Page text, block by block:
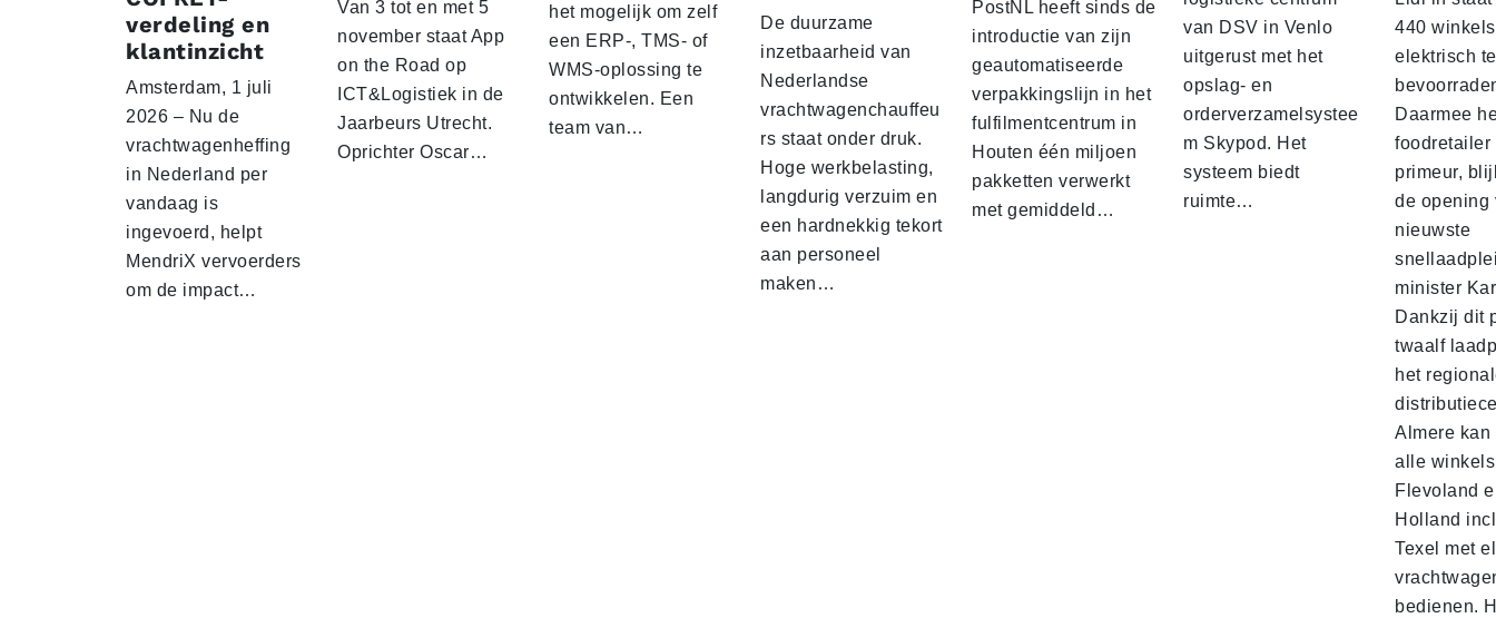
verdeling en
klantinzicht
Amsterdam, 1 juli
2026 – Nu de
vrachtwagenheffing
in Nederland per
vandaag is
ingevoerd, helpt
MendriX vervoerders
om de impact…
Van 3 tot en met 5
november staat App
on the Road op
ICT&Logistiek in de
Jaarbeurs Utrecht.
Oprichter Oscar…
het mogelijk om zelf
een ERP-, TMS- of
WMS-oplossing te
ontwikkelen. Een
team van…
De duurzame
inzetbaarheid van
Nederlandse
vrachtwagenchauffeu
rs staat onder druk.
Hoge werkbelasting,
langdurig verzuim en
een hardnekkig tekort
aan personeel
maken…
PostNL heeft sinds de
introductie van zijn
geautomatiseerde
verpakkingslijn in het
fulfilmentcentrum in
Houten één miljoen
pakketten verwerkt
met gemiddeld…
van DSV in Venlo
uitgerust met het
opslag- en
orderverzamelsystee
m Skypod. Het
systeem biedt
ruimte…
440 winkels
elektrisch te
Daarmee
foodretailer
primeur,
de opening
nieuwste
minister
Dankzij dit
twaalf
het
Almere
alle
Flevoland
Holland
Texel met
bedienen.